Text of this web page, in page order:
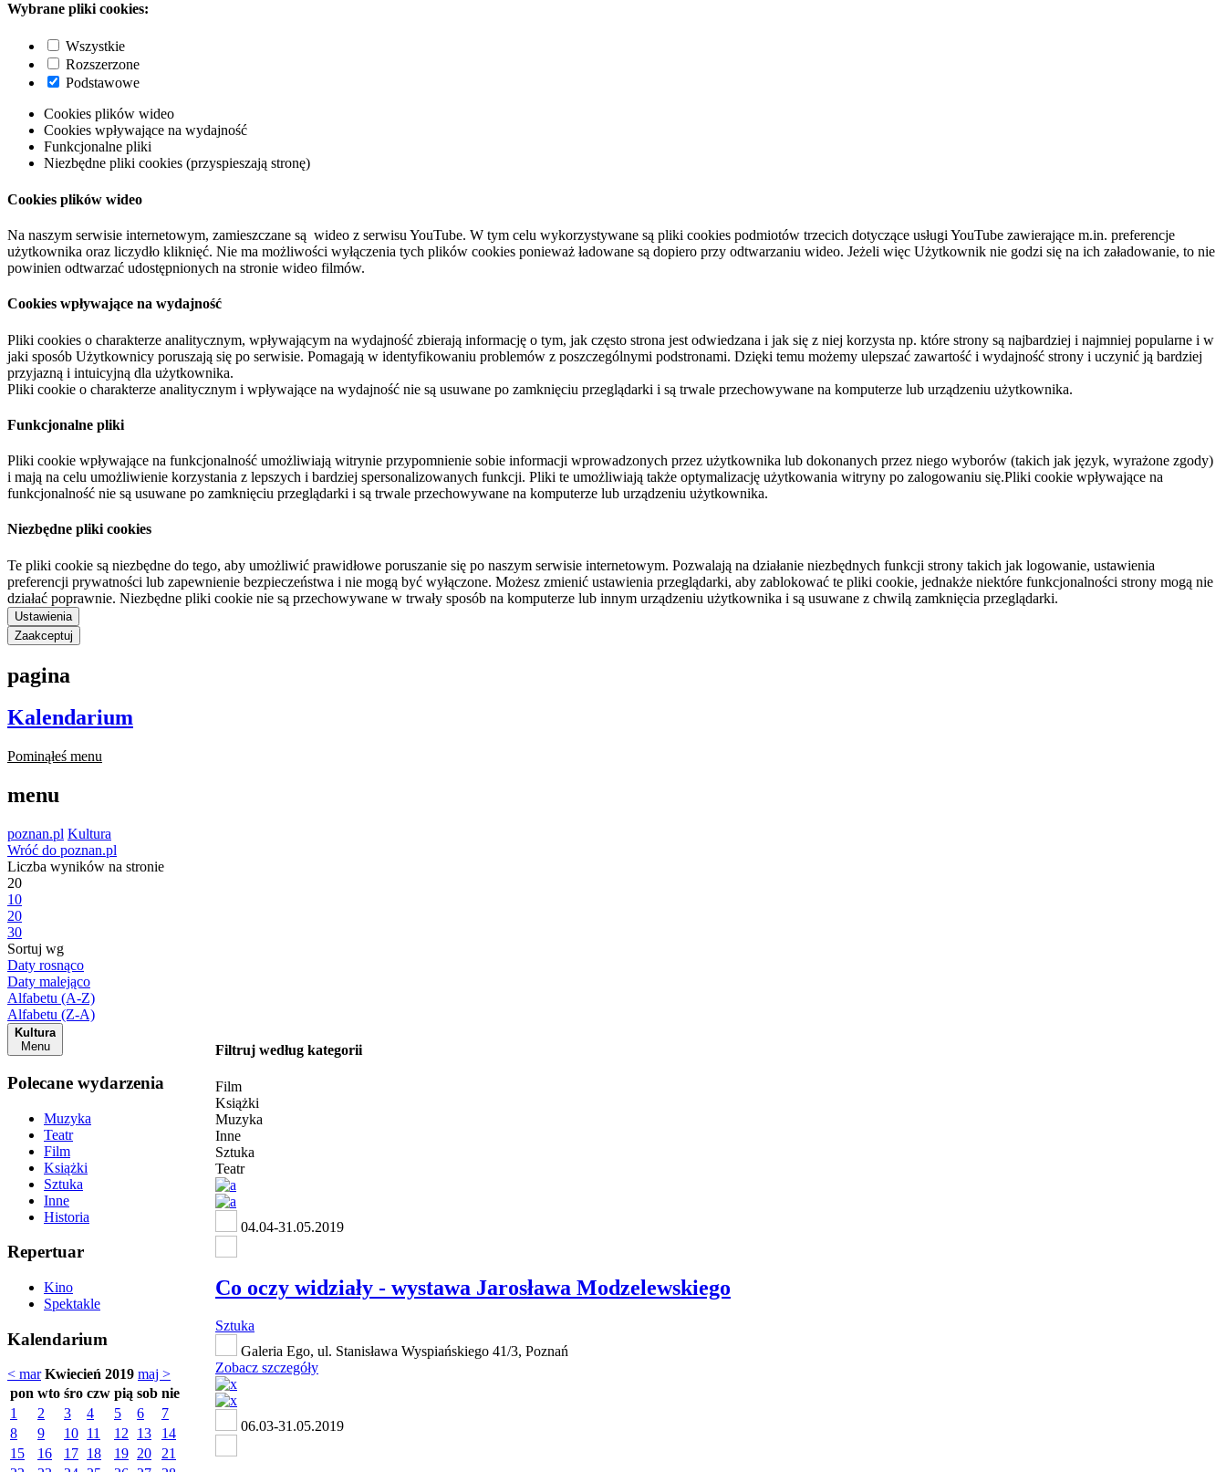
Wybrane pliki cookies:
Wszystkie
Rozszerzone
Podstawowe
Cookies plików wideo
Cookies wpływające na wydajność
Funkcjonalne pliki
Niezbędne pliki cookies (przyspieszają stronę)
Cookies plików wideo
Na naszym serwisie internetowym, zamieszczane są wideo z serwisu YouTube. W tym celu wykorzystywane są pliki cookies podmiotów trzecich dotyczące usługi YouTube zawierające m.in. preferencje
użytkownika oraz liczydło kliknięć. Nie ma możliwości wyłączenia tych plików cookies ponieważ ładowane są dopiero przy odtwarzaniu wideo. Jeżeli więc Użytkownik nie godzi się na ich załadowanie, to nie
powinien odtwarzać udostępnionych na stronie wideo filmów.
Cookies wpływające na wydajność
Pliki cookies o charakterze analitycznym, wpływającym na wydajność zbierają informację o tym, jak często strona jest odwiedzana i jak się z niej korzysta np. które strony są najbardziej i najmniej popularne i w
jaki sposób Użytkownicy poruszają się po serwisie. Pomagają w identyfikowaniu problemów z poszczególnymi podstronami. Dzięki temu możemy ulepszać zawartość i wydajność strony i uczynić ją bardziej
przyjazną i intuicyjną dla użytkownika.
Pliki cookie o charakterze analitycznym i wpływające na wydajność nie są usuwane po zamknięciu przeglądarki i są trwale przechowywane na komputerze lub urządzeniu użytkownika.
Funkcjonalne pliki
Pliki cookie wpływające na funkcjonalność umożliwiają witrynie przypomnienie sobie informacji wprowadzonych przez użytkownika lub dokonanych przez niego wyborów (takich jak język, wyrażone zgody)
i mają na celu umożliwienie korzystania z lepszych i bardziej spersonalizowanych funkcji. Pliki te umożliwiają także optymalizację użytkowania witryny po zalogowaniu się.Pliki cookie wpływające na
funkcjonalność nie są usuwane po zamknięciu przeglądarki i są trwale przechowywane na komputerze lub urządzeniu użytkownika.
Niezbędne pliki cookies
Te pliki cookie są niezbędne do tego, aby umożliwić prawidłowe poruszanie się po naszym serwisie internetowym. Pozwalają na działanie niezbędnych funkcji strony takich jak logowanie, ustawienia
preferencji prywatności lub zapewnienie bezpieczeństwa i nie mogą być wyłączone. Możesz zmienić ustawienia przeglądarki, aby zablokować te pliki cookie, jednakże niektóre funkcjonalności strony mogą nie
działać poprawnie. Niezbędne pliki cookie nie są przechowywane w trwały sposób na komputerze lub innym urządzeniu użytkownika i są usuwane z chwilą zamknięcia przeglądarki.
Ustawienia
Zaakceptuj
pagina
Kalendarium
Pominąłeś menu
menu
poznan.pl Kultura
Wróć do poznan.pl
Liczba wyników na stronie
20
10
20
30
Sortuj wg
Daty rosnąco
Daty malejąco
Alfabetu (A-Z)
Alfabetu (Z-A)
Kultura
Menu
Polecane wydarzenia
Muzyka
Teatr
Film
Książki
Sztuka
Inne
Historia
Repertuar
Kino
Spektakle
Kalendarium
< mar Kwiecień 2019 maj >
pon wto śro czw pią sob nie
1
2 3 4 5 6
7
8
9 10 11 12 13
14
15
16 17 18 19 20
21
Filtruj według kategorii
Film
Książki
Muzyka
Inne
Sztuka
Teatr
04.04-31.05.2019
Co oczy widziały - wystawa Jarosława Modzelewskiego
Sztuka
Galeria Ego, ul. Stanisława Wyspiańskiego 41/3, Poznań
Zobacz szczegóły
06.03-31.05.2019